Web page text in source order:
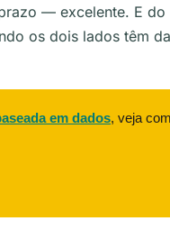
— excelente. E
os dois lados têm
em dados, veja